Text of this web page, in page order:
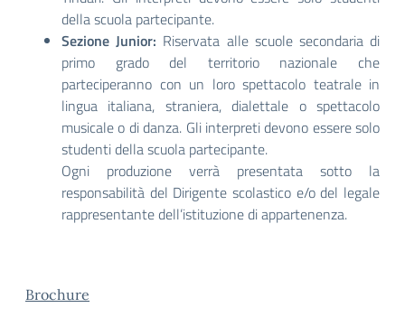
della scuola partecipante.
Sezione Junior: Riservata alle scuole secondaria di
primo grado del territorio nazionale che
parteciperanno con un loro spettacolo teatrale in
lingua italiana, straniera, dialettale o spettacolo
musicale o di danza. Gli interpreti devono essere solo
studenti della scuola partecipante.
Ogni produzione verrà presentata sotto la
responsabilità del Dirigente scolastico e/o del legale
rappresentante dell’istituzione di appartenenza.
Brochure